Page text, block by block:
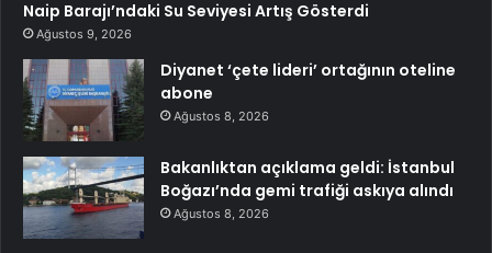
Naip Barajı’ndaki Su Seviyesi Artış Gösterdi
Ağustos 9, 2026
Diyanet ‘çete lideri’ ortağının oteline
abone
Ağustos 8, 2026
Bakanlıktan açıklama geldi: İstanbul
Boğazı’nda gemi trafiği askıya alındı
Ağustos 8, 2026